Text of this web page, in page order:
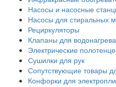
Насосы и насосные
Насосы для стиральных
Рециркуляторы
Клапаны для
Электрические
Сушилки для рук
Сопутствующие товары
Конфорки для